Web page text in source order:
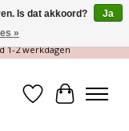
| Gratis verzending >
1-2 werkdagen
Verlanglijst
Is dat akkoord?
Ja
»